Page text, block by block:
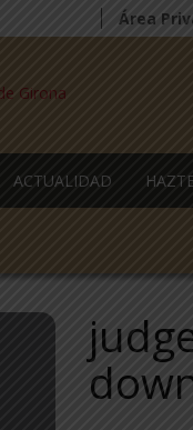
Área
ACTUALIDAD